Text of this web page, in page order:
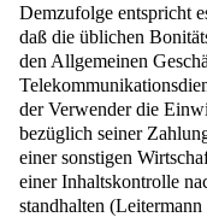
Demzufolge entspricht
daß die üblichen
den Allgemeinen
der Verwender die
bezüglich seiner
einer sonstigen
einer Inhaltskontrolle
standhalten